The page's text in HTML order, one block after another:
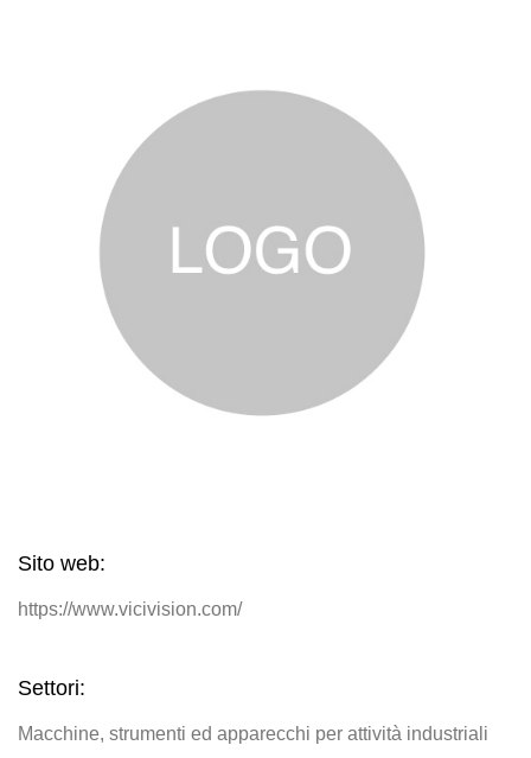
Sito web:
https://www.vicivision.com/
Settori:
Macchine, strumenti ed apparecchi per attività industriali